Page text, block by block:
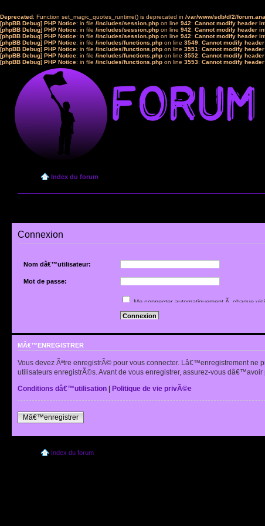
Deprecated: Function set_magic_quotes_runtime() is deprecated in /var/www/sdb/d/2/
[phpBB Debug] PHP Notice: in file /includes/session.php on line 942: Cannot modify header
[phpBB Debug] PHP Notice: in file /includes/session.php on line 942: Cannot modify header
[phpBB Debug] PHP Notice: in file /includes/session.php on line 942: Cannot modify header
[phpBB Debug] PHP Notice: in file /includes/functions.php on line 3549: Cannot modify
[phpBB Debug] PHP Notice: in file /includes/functions.php on line 3551: Cannot modify
[phpBB Debug] PHP Notice: in file /includes/functions.php on line 3552: Cannot modify
[phpBB Debug] PHP Notice: in file /includes/functions.php on line 3553: Cannot modify
Index du forum
Connexion
Nom dâ€™utilisateur:
Mot de passe:
Renvoyer lâ€™e-mail de confirmation
Me connecter automatiquement Ã chaque
Cacher mon statut en ligne pour cette session
MÂ€™ENREGISTRER
Vous devez Ãªtre enregistrÃ© pour vous connecter. Lâ€™enregistrement
utilisateurs enregistrÃ©s. Avant de vous enregistrer, assurez-vous
Conditions dâ€™utilisation
Politique de vie privÃ©e
Mâ€™enregistrer
Index du forum